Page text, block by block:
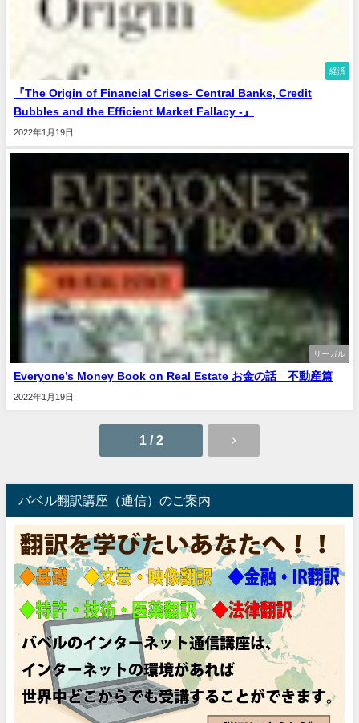
経済
『The Origin of Financial Crises- Central Banks, Credit
Bubbles and the Efficient Market Fallacy -』
2022年1月19日
リーガル
Everyone’s Money Book on Real Estate お金の話 不動産篇
2022年1月19日
1 / 2
バベル翻訳講座（通信）のご案内